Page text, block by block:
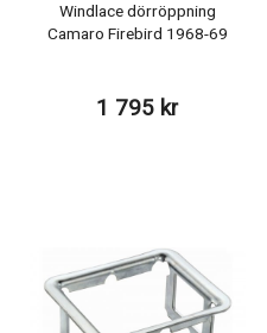
Windlace dörröppning
Camaro Firebird 1968-69
1 795 kr